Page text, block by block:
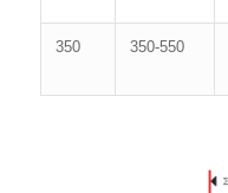
350 350-550